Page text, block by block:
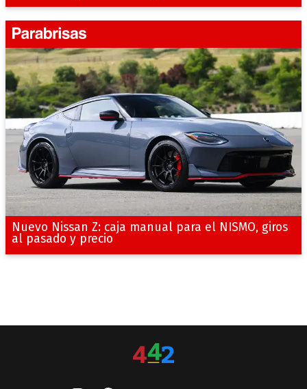
Nuevo Nissan Z: caja manual para el NISMO, giros
al pasado y precio